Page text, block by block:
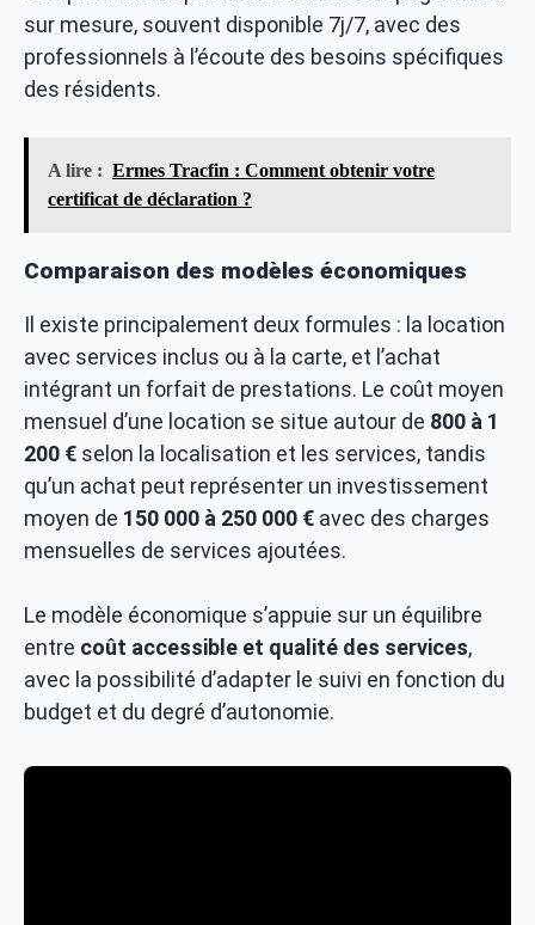
sur mesure, souvent disponible 7j/7, avec des
professionnels à l’écoute des besoins spécifiques
des résidents.
A lire : Ermes Tracfin : Comment obtenir votre
certificat de déclaration ?
Comparaison des modèles économiques
Il existe principalement deux formules : la location
avec services inclus ou à la carte, et l’achat
intégrant un forfait de prestations. Le coût moyen
mensuel d’une location se situe autour de 800 à 1
200 € selon la localisation et les services, tandis
qu’un achat peut représenter un investissement
moyen de 150 000 à 250 000 € avec des charges
mensuelles de services ajoutées.
Le modèle économique s’appuie sur un équilibre
entre coût accessible et qualité des services,
avec la possibilité d’adapter le suivi en fonction du
budget et du degré d’autonomie.